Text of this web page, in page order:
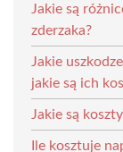
Jakie są
zderzaka?
Jakie
jakie są ich
Jakie są
Ile kosztuje